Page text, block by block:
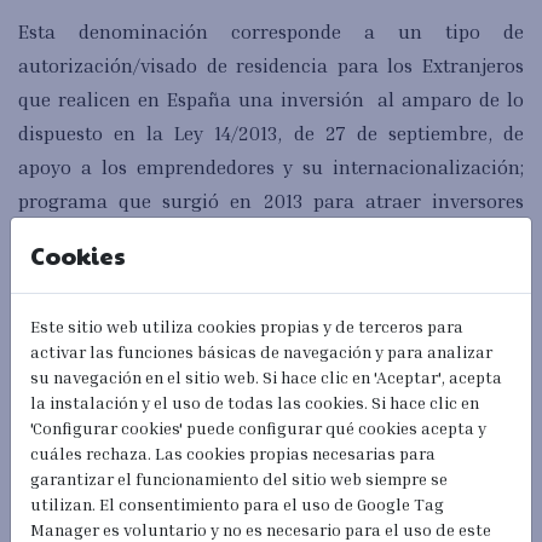
Esta denominación corresponde a un tipo de
autorización/visado de residencia para los Extranjeros
que realicen en España una inversión al amparo de lo
dispuesto en la Ley 14/2013, de 27 de septiembre, de
apoyo a los emprendedores y su internacionalización;
programa que surgió en 2013 para atraer inversores
Una ventaja de este procedimiento es que puede hacerse
desde España y de forma muy rápida, a diferencia de lo
que sucede con otros permisos. Para solicitarlo es
necesario realizar una inversión:
Cookies
Este sitio web utiliza cookies propias y de terceros para
activar las funciones básicas de navegación y para analizar
su navegación en el sitio web. Si hace clic en 'Aceptar', acepta
la instalación y el uso de todas las cookies. Si hace clic en
'Configurar cookies' puede configurar qué cookies acepta y
cuáles rechaza. Las cookies propias necesarias para
garantizar el funcionamiento del sitio web siempre se
utilizan. El consentimiento para el uso de Google Tag
Manager es voluntario y no es necesario para el uso de este